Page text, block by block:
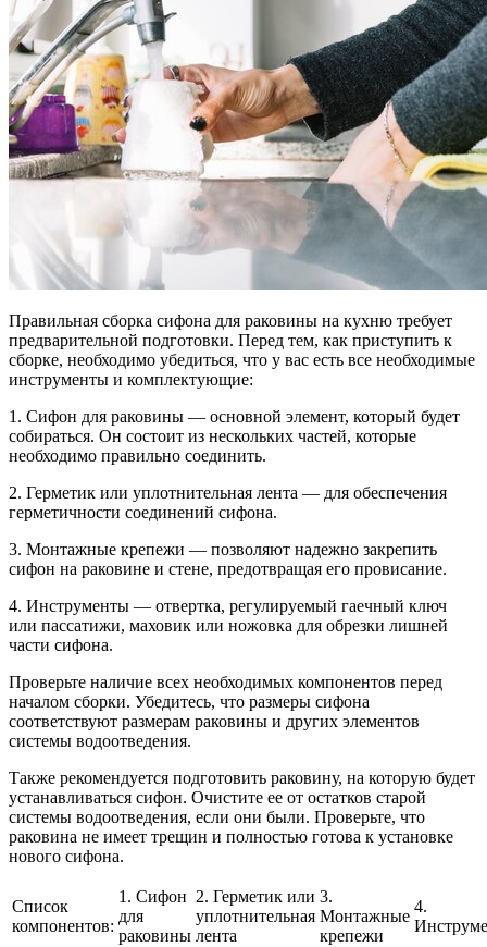
Правильная сборка сифона для раковины на кухню требует
предварительной подготовки. Перед тем, как приступить к
сборке, необходимо убедиться, что у вас есть все необходимые
инструменты и комплектующие:
1. Сифон для раковины — основной элемент, который будет
собираться. Он состоит из нескольких частей, которые
необходимо правильно соединить.
2. Герметик или уплотнительная лента — для обеспечения
герметичности соединений сифона.
3. Монтажные крепежи — позволяют надежно закрепить
сифон на раковине и стене, предотвращая его провисание.
4. Инструменты — отвертка, регулируемый гаечный ключ
или пассатижи, маховик или ножовка для обрезки лишней
части сифона.
Проверьте наличие всех необходимых компонентов перед
началом сборки. Убедитесь, что размеры сифона
соответствуют размерам раковины и других элементов
системы водоотведения.
Также рекомендуется подготовить раковину, на которую будет
устанавливаться сифон. Очистите ее от остатков старой
системы водоотведения, если они были. Проверьте, что
раковина не имеет трещин и полностью готова к установке
нового сифона.
Список
компонентов:
1. Сифон
для
раковины
2. Герметик или
уплотнительная
лента
3.
Монтажные
крепежи
4.